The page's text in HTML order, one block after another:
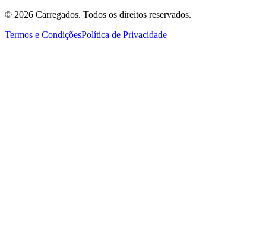
© 2026 Carregados. Todos os direitos reservados.
Termos e CondiçõesPolítica de Privacidade